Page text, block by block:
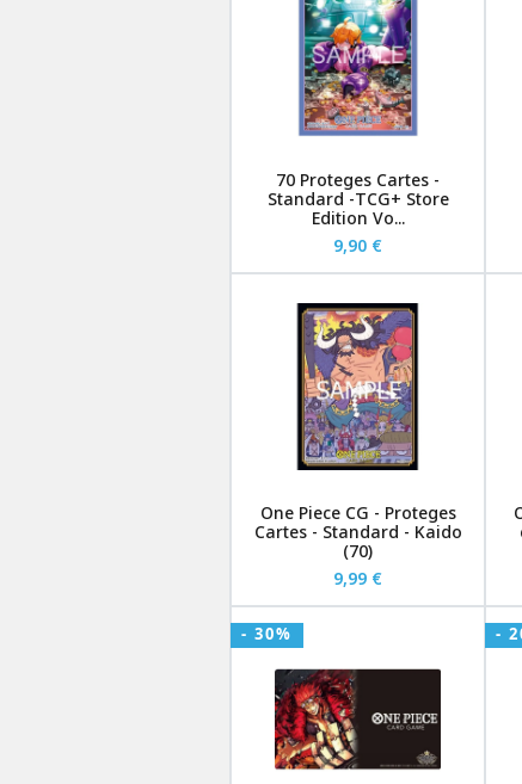
70 Proteges Cartes -
Standard -TCG+ Store
Edition Vo...
9,90 €
One Piece CG - Proteges
Cartes - Standard - Kaido
(70)
9,99 €
- 30% -